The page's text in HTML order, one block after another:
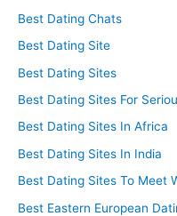
Best Dating Chats
Best Dating Site
Best Dating Sites
Best Dating Sites For
Best Dating Sites In Africa
Best Dating Sites In India
Best Dating Sites To Meet
Best Eastern European